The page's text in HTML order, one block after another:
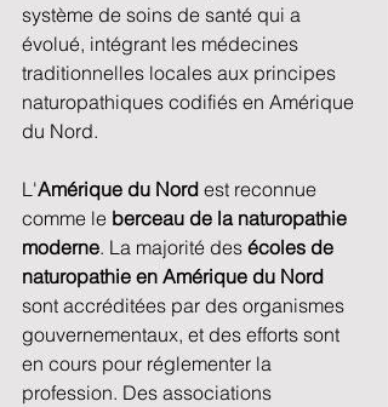
système de soins de santé qui a
évolué, intégrant les médecines
traditionnelles locales aux principes
naturopathiques codifiés en Amérique
du Nord.
L'Amérique du Nord est reconnue
comme le berceau de la naturopathie
moderne. La majorité des écoles de
naturopathie en Amérique du Nord
sont accréditées par des organismes
gouvernementaux, et des efforts sont
en cours pour réglementer la
profession. Des associations